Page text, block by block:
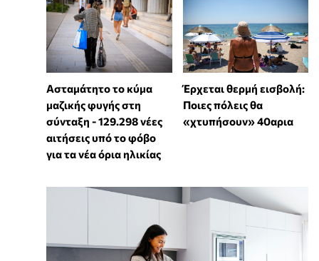
Ασταμάτητο το κύμα
μαζικής φυγής στη
σύνταξη - 129.298 νέες
αιτήσεις υπό το φόβο
για τα νέα όρια ηλικίας
Έρχεται θερμή εισβολή:
Ποιες πόλεις θα
«χτυπήσουν» 40αρια